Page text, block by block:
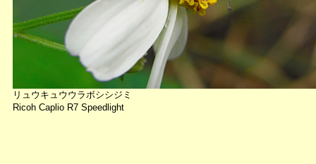
リュウキュウウラボシシジミ
Ricoh Caplio R7 Speedlight